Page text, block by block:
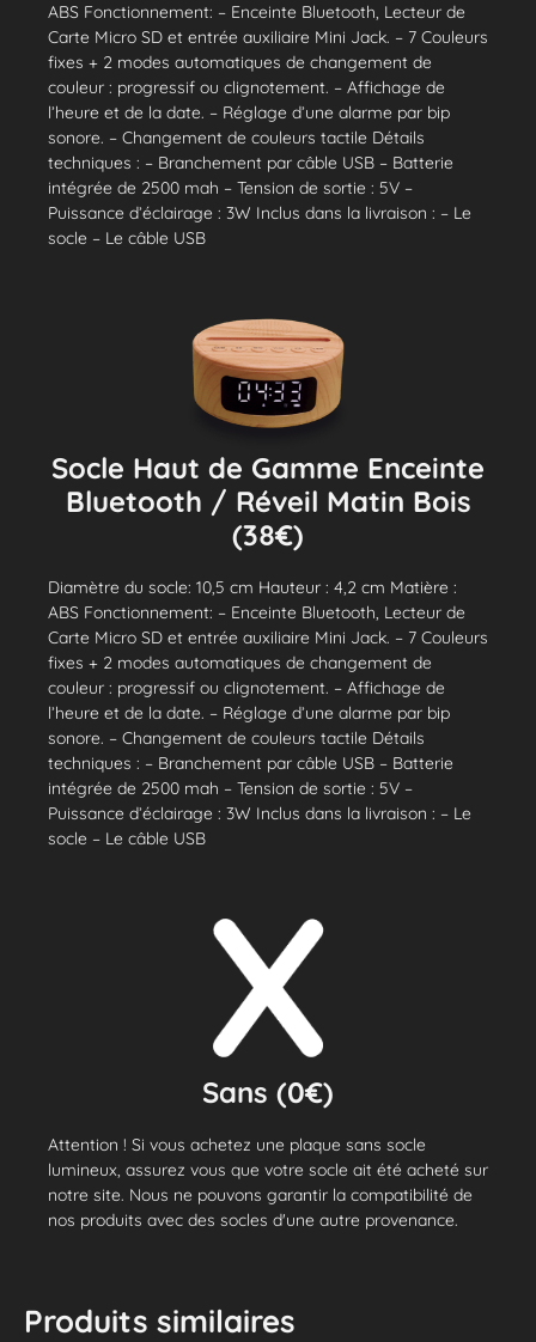
ABS Fonctionnement: – Enceinte Bluetooth, Lecteur de
Carte Micro SD et entrée auxiliaire Mini Jack. – 7 Couleurs
fixes + 2 modes automatiques de changement de
couleur : progressif ou clignotement. – Affichage de
l’heure et de la date. – Réglage d’une alarme par bip
sonore. – Changement de couleurs tactile Détails
techniques : – Branchement par câble USB – Batterie
intégrée de 2500 mah – Tension de sortie : 5V –
Puissance d’éclairage : 3W Inclus dans la livraison : – Le
socle – Le câble USB
Socle Haut de Gamme Enceinte
Bluetooth / Réveil Matin Bois
(38€)
Diamètre du socle: 10,5 cm Hauteur : 4,2 cm Matière :
ABS Fonctionnement: – Enceinte Bluetooth, Lecteur de
Carte Micro SD et entrée auxiliaire Mini Jack. – 7 Couleurs
fixes + 2 modes automatiques de changement de
couleur : progressif ou clignotement. – Affichage de
l’heure et de la date. – Réglage d’une alarme par bip
sonore. – Changement de couleurs tactile Détails
techniques : – Branchement par câble USB – Batterie
intégrée de 2500 mah – Tension de sortie : 5V –
Puissance d’éclairage : 3W Inclus dans la livraison : – Le
socle – Le câble USB
Sans (0€)
Attention ! Si vous achetez une plaque sans socle
lumineux, assurez vous que votre socle ait été acheté sur
notre site. Nous ne pouvons garantir la compatibilité de
nos produits avec des socles d'une autre provenance.
Produits similaires